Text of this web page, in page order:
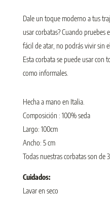
Dale un toque moderno a tus
usar corbatas? Cuando pruebes
fácil de atar, no podrás vivir sin
Esta corbata se puede usar
como informales.
Hecha a mano en Italia.
Composición : 100% seda
Largo: 100cm
Ancho: 5 cm
Todas nuestras corbatas son de
Cuidados:
Lavar en seco